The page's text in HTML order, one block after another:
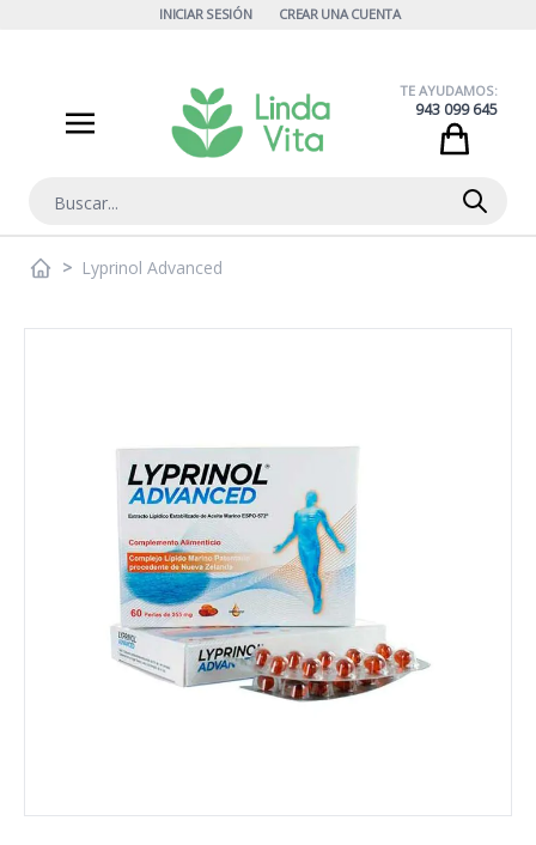
INICIAR SESIÓN CREAR UNA CUENTA
Buscar
TE AYUDAMOS:
943 099 645
> Lyprinol Advanced